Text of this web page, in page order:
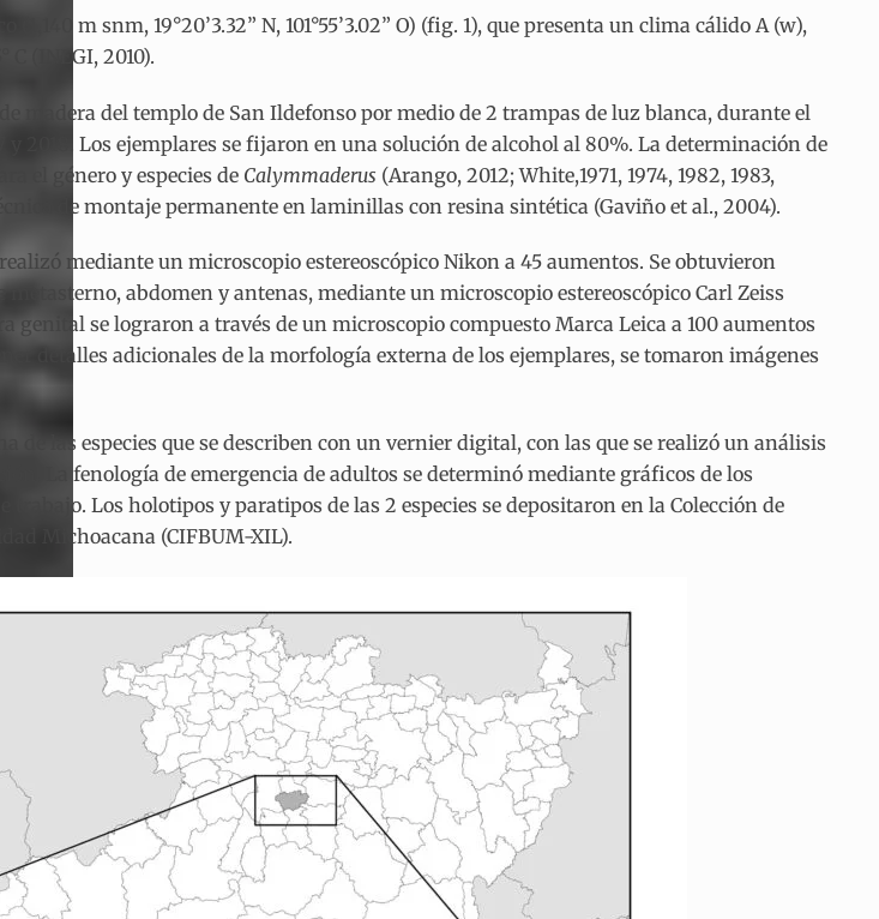
m snm, 19°20’3.32” N, 101°55’3.02” O) (fig. 1), que presenta un clima cálido A (w),
(INEGI, 2010).
madera del templo de San Ildefonso por medio de 2 trampas de luz blanca, durante el
y 2018. Los ejemplares se fijaron en una solución de alcohol al 80%. La determinación de
el género y especies de Calymmaderus (Arango, 2012; White,1971, 1974, 1982, 1983,
de montaje permanente en laminillas con resina sintética (Gaviño et al., 2004).
mediante un microscopio estereoscópico Nikon a 45 aumentos. Se obtuvieron
abdomen y antenas, mediante un microscopio estereoscópico Carl Zeiss
genital se lograron a través de un microscopio compuesto Marca Leica a 100 aumentos
detalles adicionales de la morfología externa de los ejemplares, se tomaron imágenes
de las especies que se describen con un vernier digital, con las que se realizó un análisis
La fenología de emergencia de adultos se determinó mediante gráficos de los
Los holotipos y paratipos de las 2 especies se depositaron en la Colección de
Michoacana (CIFBUM-XIL).